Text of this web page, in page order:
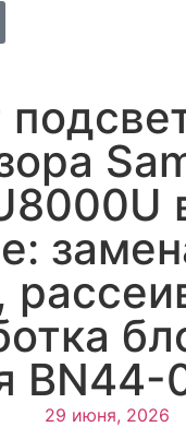
BN44-
29 июня, 2026